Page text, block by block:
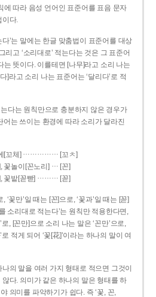
에 따라 음성 언어인 표준어를 표음 문자
이다.
’는 말에는 한글 맞춤법이 표준어를 대상
리고 ‘소리대로’ 적는다는 것은 그 표준어
는 뜻이다. 이를테면 [나무]라고 소리 나는
]라고 소리 나는 표준어는 ‘달리다’로 적
다는 원칙만으로 충분하지 않은 경우가
어는 쓰이는 환경에 따라 소리가 달라진
[꼬체] …………… [꼬ㅊ]
꽃놀이[꼰노리] … [꼰]
꽃밭[꼳빧] ……… [꼳]
, ‘꽃만’일 때는 [꼰]으로, ‘꽃과’일 때는 [꼳]
소리대로 적는다’는 원칙만 적용한다면,
, [꼰만]으로 소리 나는 말은 ‘꼰만’으로,
적게 되어 ‘꽃[花]’이라는 하나의 말이 여
의 말을 여러 가지 형태로 적으면 그것이
다. 의미가 같은 하나의 말은 형태를 하
의미를 파악하기가 쉽다. 즉 ‘꽃, 꼰,